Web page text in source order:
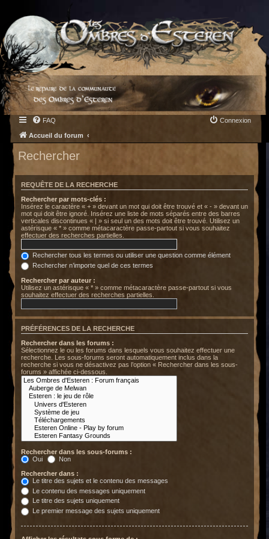
FAQ Connexion
Accueil du forum
Rechercher
REQUÊTE DE LA RECHERCHE
Rechercher par mots-clés :
Insérez le caractère « + » devant un mot qui doit être trouvé et « - » devant un
mot qui doit être ignoré. Insérez une liste de mots séparés entre des barres
verticales discontinues « | » si seul un des mots doit être trouvé. Utilisez un
astérisque « * » comme métacaractère passe-partout si vous souhaitez
effectuer des recherches partielles.
Rechercher tous les termes ou utiliser une question comme élément
Rechercher n’importe quel de ces termes
Rechercher par auteur :
Utilisez un astérisque « * » comme métacaractère passe-partout si vous
souhaitez effectuer des recherches partielles.
PRÉFÉRENCES DE LA RECHERCHE
Rechercher dans les forums :
Sélectionnez le ou les forums dans lesquels vous souhaitez effectuer une
recherche. Les sous-forums seront automatiquement inclus dans la
recherche si vous ne désactivez pas l’option « Rechercher dans les sous-
forums » affichée ci-dessous.
Rechercher dans les sous-forums :
Oui
Non
Rechercher dans :
Le titre des sujets et le contenu des messages
Le contenu des messages uniquement
Le titre des sujets uniquement
Le premier message des sujets uniquement